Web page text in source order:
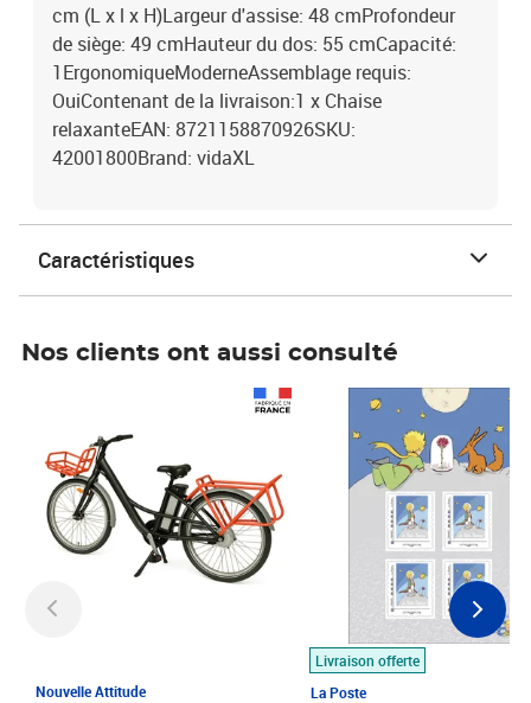
cm (L x l x H)Largeur d'assise: 48 cmProfondeur
de siège: 49 cmHauteur du dos: 55 cmCapacité:
1ErgonomiqueModerneAssemblage requis:
OuiContenant de la livraison:1 x Chaise
relaxanteEAN: 8721158870926SKU:
42001800Brand: vidaXL
Caractéristiques
Nos clients ont aussi consulté
Nouvelle Attitude
Livraison offerte
La Poste
Prix 7,50€